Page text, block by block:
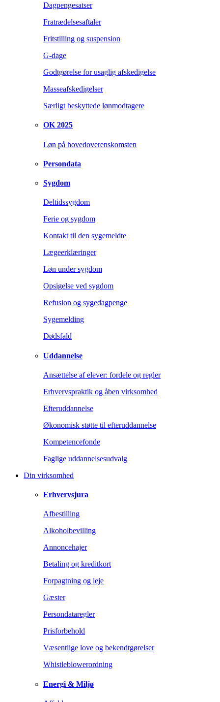
Dagpengesatser
Fratrædelsesaftaler
Fritstilling og suspension
G-dage
Godtgørelse for usaglig afskedigelse
Masseafskedigelser
Særligt beskyttede lønmodtagere
OK 2025
Løn på hovedoverenskomsten
Persondata
Sygdom
Deltidssygdom
Ferie og sygdom
Kontakt til den sygemeldte
Lægeerklæringer
Løn under sygdom
Opsigelse ved sygdom
Refusion og sygedagpenge
Sygemelding
Dødsfald
Uddannelse
Ansættelse af elever: fordele og regler
Erhvervspraktik og åben virksomhed
Efteruddannelse
Økonomisk støtte til efteruddannelse
Kompetencefonde
Faglige uddannelsesudvalg
Din virksomhed
Erhvervsjura
Afbestilling
Alkoholbevilling
Annoncehajer
Betaling og kreditkort
Forpagtning og leje
Gæster
Persondataregler
Prisforbehold
Væsentlige love og bekendtgørelser
Whistleblowerordning
Energi & Miljø